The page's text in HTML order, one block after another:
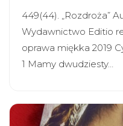
449(44). „Rozdroża”
Wydawnictwo Editio
oprawa miękka 2019
1 Mamy dwudziesty…